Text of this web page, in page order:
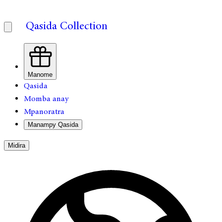
Qasida Collection
Manome
Qasida
Momba anay
Mpanoratra
Manampy Qasida
Midira